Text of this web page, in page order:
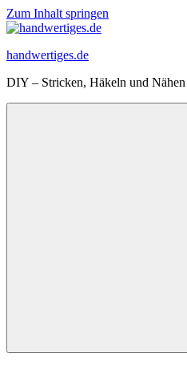
Zum Inhalt springen
handwertiges.de
DIY – Stricken, Häkeln und